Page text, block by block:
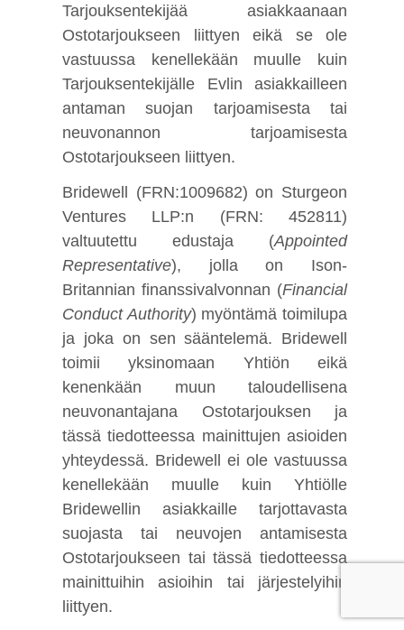
Tarjouksentekijää asiakkaanaan
Ostotarjoukseen liittyen eikä se ole
vastuussa kenellekään muulle kuin
Tarjouksentekijälle Evlin asiakkailleen
antaman suojan tarjoamisesta tai
neuvonannon tarjoamisesta
Ostotarjoukseen liittyen.
Bridewell (FRN:1009682) on Sturgeon
Ventures LLP:n (FRN: 452811)
valtuutettu edustaja (Appointed
Representative), jolla on Ison-
Britannian finanssivalvonnan (Financial
Conduct Authority) myöntämä toimilupa
ja joka on sen sääntelemä. Bridewell
toimii yksinomaan Yhtiön eikä
kenenkään muun taloudellisena
neuvonantajana Ostotarjouksen ja
tässä tiedotteessa mainittujen asioiden
yhteydessä. Bridewell ei ole vastuussa
kenellekään muulle kuin Yhtiölle
Bridewellin asiakkaille tarjottavasta
suojasta tai neuvojen antamisesta
Ostotarjoukseen tai tässä tiedotteessa
mainittuihin asioihin tai järjestelyihin
liittyen.